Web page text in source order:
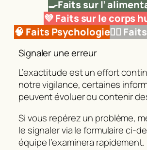
🍳Faits sur l’
💜 Faits sur le corps
🧠 Faits Psychologie🧜‍♂️
Signaler une erreur
L’exactitude est un effort
notre vigilance, certaines
peuvent évoluer ou contenir
Si vous repérez un problème,
le signaler via le formulaire
équipe l’examinera rapidement.